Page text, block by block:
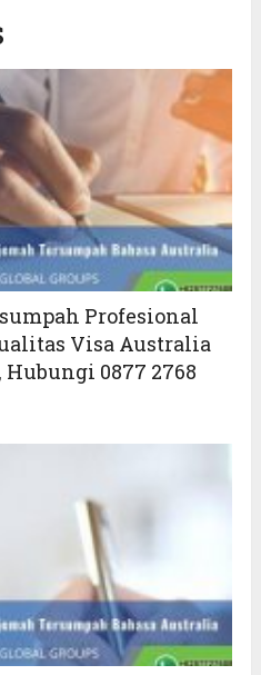
Profesional
Visa Australia
0877 2768